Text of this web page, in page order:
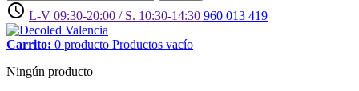
access_time L-V 09:30-20:00 / S. 10:30-14:30 960 013 419
Carrito: 0 producto Productos vacío
Ningún producto